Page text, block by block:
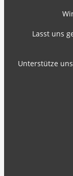
Lasst uns
Unterstütze